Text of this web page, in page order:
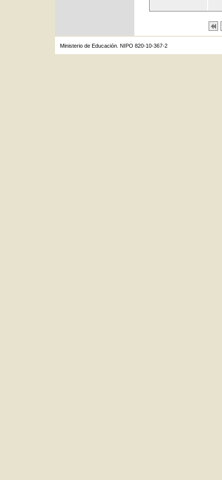
Ministerio de Educación. NIPO 820-10-367-2